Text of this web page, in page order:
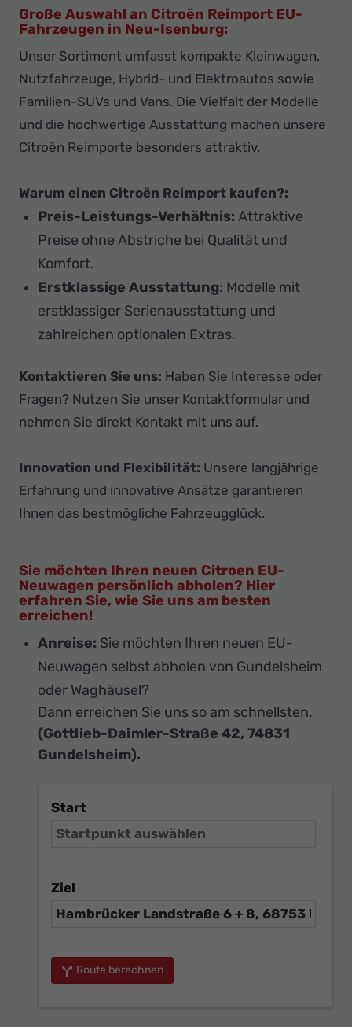
Große Auswahl an Citroën Reimport EU-
Fahrzeugen in Neu-Isenburg:
Unser Sortiment umfasst kompakte Kleinwagen,
Nutzfahrzeuge, Hybrid- und Elektroautos sowie
Familien-SUVs und Vans. Die Vielfalt der Modelle
und die hochwertige Ausstattung machen unsere
Citroën Reimporte besonders attraktiv.
Warum einen Citroën Reimport kaufen?:
Preis-Leistungs-Verhältnis: Attraktive
Preise ohne Abstriche bei Qualität und
Komfort.
Erstklassige Ausstattung: Modelle mit
erstklassiger Serienausstattung und
zahlreichen optionalen Extras.
Kontaktieren Sie uns: Haben Sie Interesse oder
Fragen? Nutzen Sie unser Kontaktformular und
nehmen Sie direkt Kontakt mit uns auf.
Innovation und Flexibilität: Unsere langjährige
Erfahrung und innovative Ansätze garantieren
Ihnen das bestmögliche Fahrzeugglück.
Sie möchten Ihren neuen Citroen EU-
Neuwagen persönlich abholen? Hier
erfahren Sie, wie Sie uns am besten
erreichen!
Anreise: Sie möchten Ihren neuen EU-
Neuwagen selbst abholen von Gundelsheim
oder Waghäusel?
Dann erreichen Sie uns so am schnellsten.
(Gottlieb-Daimler-Straße 42, 74831
Gundelsheim).
Start
Ziel
Route berechnen